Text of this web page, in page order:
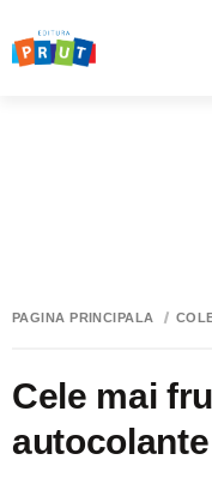
PAGINA PRINCIPALĂ
Cele mai
autocolante